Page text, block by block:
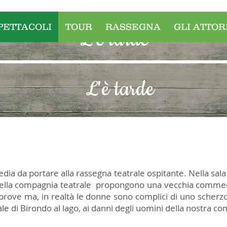
TOUR RASSEGNA GLI
L'è tarde
L'è tarde
da portare alla rassegna teatrale ospitante. Nella
compagnia teatrale propongono una vecchia
ma, in realtà le donne sono complici di uno
di Birondo al lago, ai danni degli uomini della nostra